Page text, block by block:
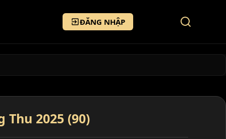
ĐĂNG NHẬP
Thu 2025 (90)